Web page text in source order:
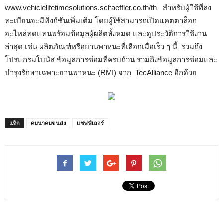
www.vehiclelifetimesolutions.schaeffler.co.th/th สำหรับผู้ใช้ที่ลง
ทะเบียนจะมีฟังก์ชันเพิ่มเติม โดยผู้ใช้สามารถเปิดแคตตาล็อก
อะไหล่ทดแทนพร้อมข้อมูลผู้ผลิตทั้งหมด และดูประวัติการใช้งาน
ล่าสุด เช่น ผลิตภัณฑ์หรือยานพาหนะที่เลือกเมื่อเร็ว ๆ นี้ รวมถึง
โปรแกรมโบนัส ข้อมูลการซ่อมที่ครบถ้วน รวมถึงข้อมูลการซ่อมและ
บำรุงรักษาเฉพาะยานพาหนะ (RMI) จาก TecAlliance อีกด้วย
แท็ก คมนาคมขนส่ง แชฟฟ์เลอร์